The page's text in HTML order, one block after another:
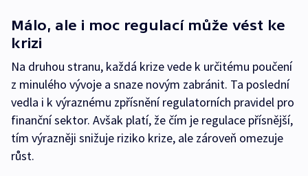
Málo, ale i moc regulací může vést ke
krizi
Na druhou stranu, každá krize vede k určitému poučení
z minulého vývoje a snaze novým zabránit. Ta poslední
vedla i k výraznému zpřísnění regulatorních pravidel pro
finanční sektor. Avšak platí, že čím je regulace přísnější,
tím výrazněji snižuje riziko krize, ale zároveň omezuje
růst.